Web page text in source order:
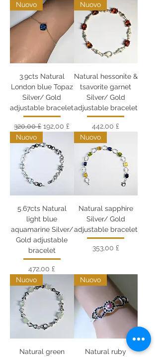
Nuovo
3.9cts Natural
London blue Topaz
Silver/ Gold
adjustable bracelet
Prezzo regolare
320,00 £ Prezzo scontato
192,00 £
Nuovo
Natural hessonite &
tsavorite garnet
Silver/ Gold
adjustable bracelet
Prezzo
442,00 £
Nuovo
5.67cts Natural
light blue
aquamarine Silver/
Gold adjustable
bracelet
Prezzo
472,00 £
Nuovo
Natural sapphire
Silver/ Gold
adjustable bracelet
Prezzo
353,00 £
Nuovo
Natural green
Nuovo
Natural ruby